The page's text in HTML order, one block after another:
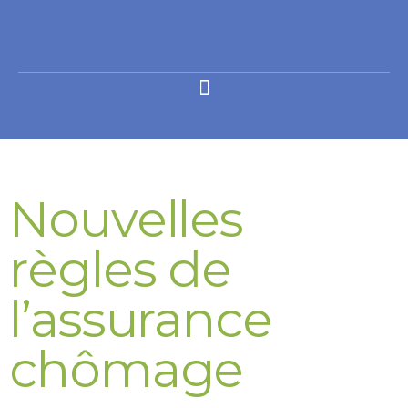
Nouvelles
règles de
l’assurance
chômage